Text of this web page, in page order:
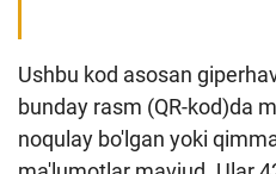
Ushbu kod asosan
bunday rasm (QR-kod)da
noqulay bo'lgan yoki